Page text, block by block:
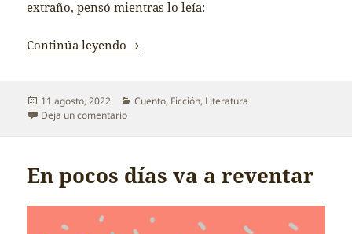
extraño, pensó mientras lo leía:
Continúa leyendo Cómo hacer una nube
Publicado
el
11 agosto, 2022 Categorías
Cuento, Ficción, Literatura
Deja un comentarioen Cómo hacer una nube
En pocos días va a reventar